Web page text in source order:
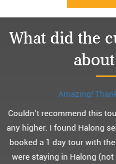
What did the
Monchery cruis, 즐거
어머니 환갑여행을 기념하
루즈 여행을 다
부모님을 모시고 가는 여행
월말에 Darian Culbert를